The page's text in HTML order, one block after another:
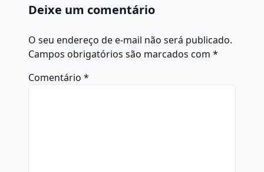
Deixe um comentário
O seu endereço de e-mail não será publicado.
Campos obrigatórios são marcados com *
Comentário *